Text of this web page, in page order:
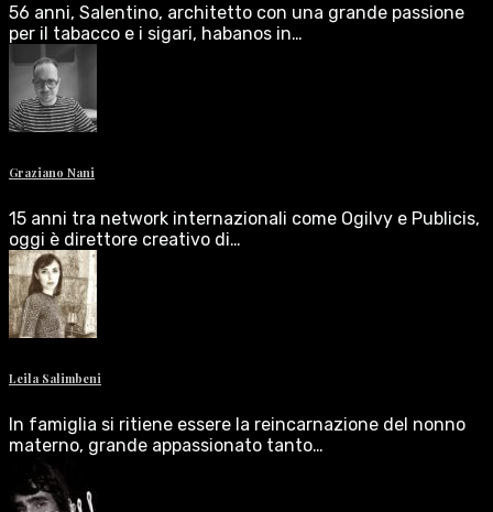
56 anni, Salentino, architetto con una grande passione
per il tabacco e i sigari, habanos in…
Graziano Nani
15 anni tra network internazionali come Ogilvy e Publicis,
oggi è direttore creativo di…
Leila Salimbeni
In famiglia si ritiene essere la reincarnazione del nonno
materno, grande appassionato tanto…